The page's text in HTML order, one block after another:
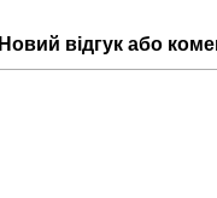
Новий відгук або